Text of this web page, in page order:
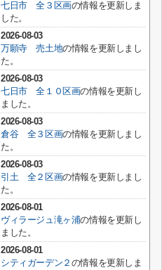
七日市 全３区画の情報を更新しま
した。
2026-08-03
万願寺 売土地の情報を更新しまし
た。
2026-08-03
七日市 全１０区画の情報を更新し
ました。
2026-08-03
倉谷 全３区画の情報を更新しまし
た。
2026-08-03
引土 全２区画の情報を更新しまし
た。
2026-08-01
ヴィラージュ滝ヶ浦の情報を更新し
ました。
2026-08-01
シティガーデン２ の情報を更新しま